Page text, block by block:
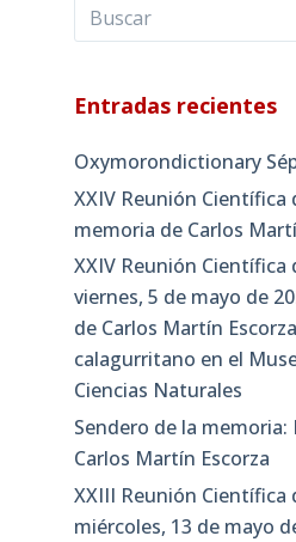
Entradas recientes
Oxymorondictionary
XXIV Reunión Científica
memoria de Carlos
XXIV Reunión Científica
viernes, 5 de mayo de
de Carlos Martín
calagurritano en el
Ciencias Naturales
Sendero de la memoria:
Carlos Martín Escorza
XXIII Reunión Científica
miércoles, 13 de mayo